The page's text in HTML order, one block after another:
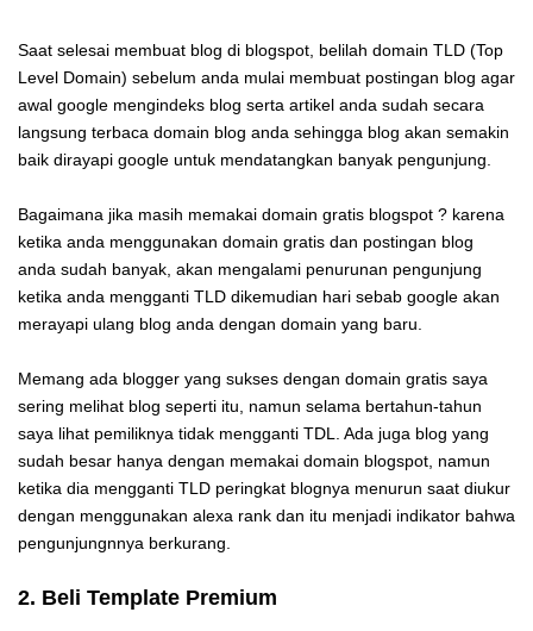
Saat selesai membuat blog di blogspot, belilah domain TLD (Top
Level Domain) sebelum anda mulai membuat postingan blog agar
awal google mengindeks blog serta artikel anda sudah secara
langsung terbaca domain blog anda sehingga blog akan semakin
baik dirayapi google untuk mendatangkan banyak pengunjung.
Bagaimana jika masih memakai domain gratis blogspot ? karena
ketika anda menggunakan domain gratis dan postingan blog
anda sudah banyak, akan mengalami penurunan pengunjung
ketika anda mengganti TLD dikemudian hari sebab google akan
merayapi ulang blog anda dengan domain yang baru.
Memang ada blogger yang sukses dengan domain gratis saya
sering melihat blog seperti itu, namun selama bertahun-tahun
saya lihat pemiliknya tidak mengganti TDL. Ada juga blog yang
sudah besar hanya dengan memakai domain blogspot, namun
ketika dia mengganti TLD peringkat blognya menurun saat diukur
dengan menggunakan alexa rank dan itu menjadi indikator bahwa
pengunjungnnya berkurang.
2. Beli Template Premium